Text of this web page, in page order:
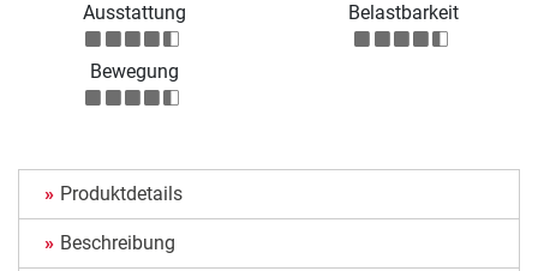
Ausstattung
Belastbarkeit
Bewegung
Produktdetails
Beschreibung